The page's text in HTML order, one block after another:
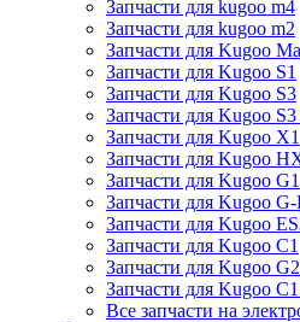
Запчасти для kugoo m4
Запчасти для kugoo m2
Запчасти для Kugoo
Запчасти для Kugoo S1
Запчасти для Kugoo S3
Запчасти для Kugoo S3
Запчасти для Kugoo X1
Запчасти для Kugoo
Запчасти для Kugoo G1
Запчасти для Kugoo
Запчасти для Kugoo
Запчасти для Kugoo C1
Запчасти для Kugoo
Запчасти для Kugoo
Все запчасти на